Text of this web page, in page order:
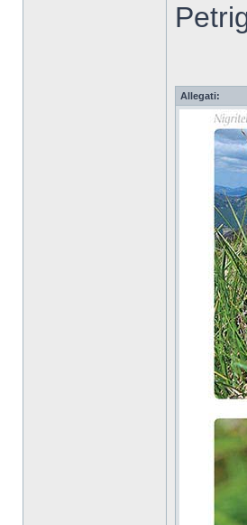
Allegati: